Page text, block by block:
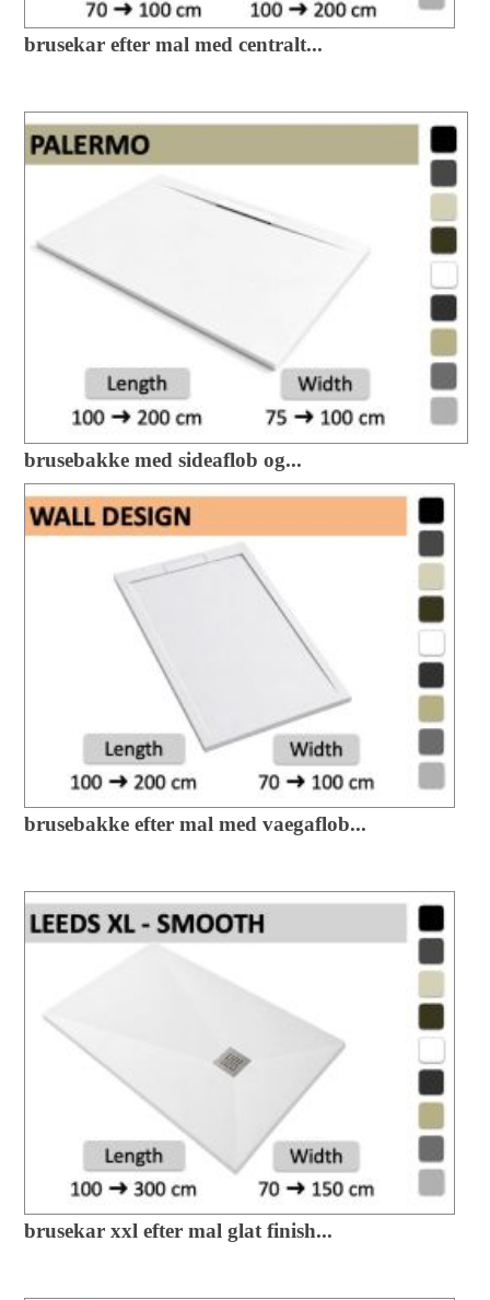
brusekar efter mal med centralt...
brusebakke med sideaflob og...
brusebakke efter mal med vaegaflob...
brusekar xxl efter mal glat finish...